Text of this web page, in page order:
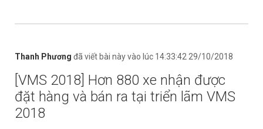
Thanh Phương đã viết bài này vào lúc 14:33:42 29/10/2018
[VMS 2018] Hơn 880 xe nhận được
đặt hàng và bán ra tại triển lãm VMS
2018